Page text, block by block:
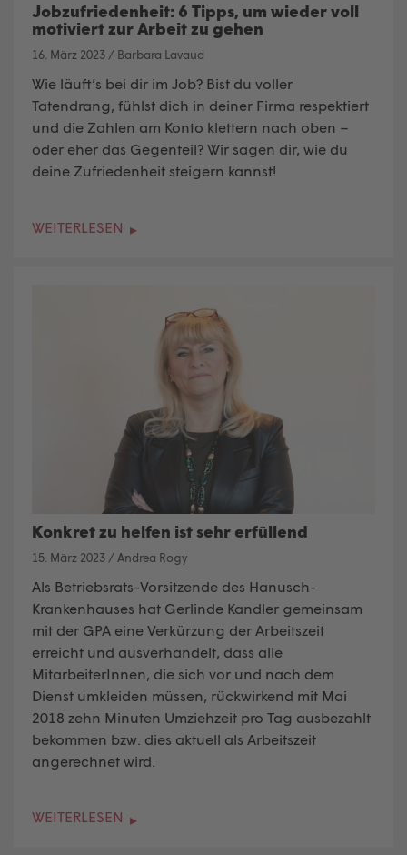
Jobzufriedenheit: 6 Tipps, um wieder voll
motiviert zur Arbeit zu gehen
16. März 2023 / Barbara Lavaud
Wie läuft’s bei dir im Job? Bist du voller
Tatendrang, fühlst dich in deiner Firma respektiert
und die Zahlen am Konto klettern nach oben –
oder eher das Gegenteil? Wir sagen dir, wie du
deine Zufriedenheit steigern kannst!
WEITERLESEN
Konkret zu helfen ist sehr erfüllend
15. März 2023 / Andrea Rogy
Als Betriebsrats-Vorsitzende des Hanusch-
Krankenhauses hat Gerlinde Kandler gemeinsam
mit der GPA eine Verkürzung der Arbeitszeit
erreicht und ausverhandelt, dass alle
MitarbeiterInnen, die sich vor und nach dem
Dienst umkleiden müssen, rückwirkend mit Mai
2018 zehn Minuten Umziehzeit pro Tag ausbezahlt
bekommen bzw. dies aktuell als Arbeitszeit
angerechnet wird.
WEITERLESEN